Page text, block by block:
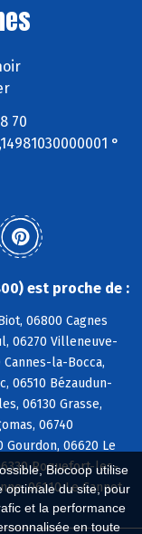
Biocoop utilise
optimale du site, pour
et la performance
en toute
70
°
est proche de :
06800 Cagnes
06270 Villeneuve-
Cannes-la-Bocca,
06510 Bézaudun-
06130 Grasse,
06740
Gourdon, 06620 Le
Roquefort-les-
06110 Le Cannet